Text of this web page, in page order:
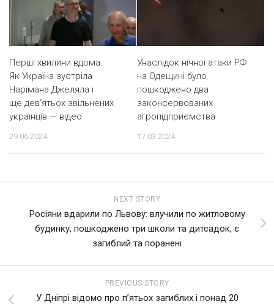
Перші хвилини вдома.
Як Україна зустріла
Нарімана Джеляла і
ще дев’ятьох звільнених
українців — відео
29.06.2024
Унаслідок нічної атаки РФ
на Одещині було
пошкоджено два
законсервованих
агропідприємства
17.03.2024
NEXT STORY
Росіяни вдарили по Львову: влучили по житловому
будинку, пошкоджено три школи та дитсадок, є
загиблий та поранені
PREVIOUS STORY
У Дніпрі відомо про п’ятьох загиблих і понад 20